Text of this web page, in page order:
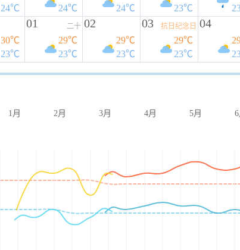
24℃
24℃
24℃
23℃
30℃
23℃
01 二十
29℃
23℃
02
29℃
23℃
03 抗日纪念日
29℃
23℃
04
1月 2月 3月 4月 5月 6